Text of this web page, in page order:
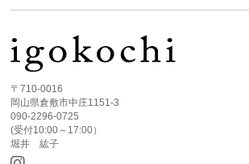
〒710-0016
岡山県倉敷市中庄1151-3
090-2296-0725
(受付10:00～17:00）
堀井 紘子